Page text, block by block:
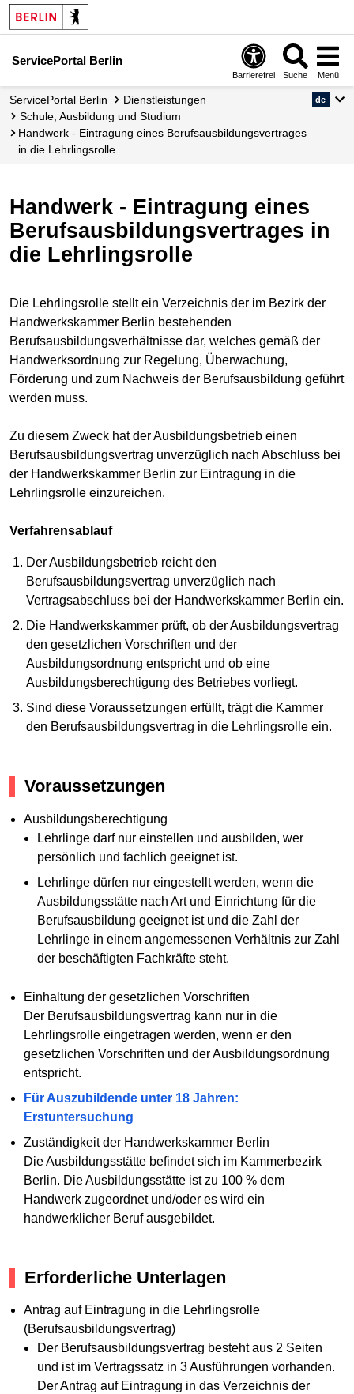
ServicePortal Berlin
Barrierefrei Suche Menü
ServicePortal Berlin
Dienstleistungen
Schule, Ausbildung und Studium
Handwerk - Eintragung eines Berufsausbildungsvertrages
in die Lehrlingsrolle
de
Handwerk - Eintragung eines
Berufsausbildungsvertrages in
die Lehrlingsrolle
Die Lehrlingsrolle stellt ein Verzeichnis der im Bezirk der
Handwerkskammer Berlin bestehenden
Berufsausbildungsverhältnisse dar, welches gemäß der
Handwerksordnung zur Regelung, Überwachung,
Förderung und zum Nachweis der Berufsausbildung geführt
werden muss.
Zu diesem Zweck hat der Ausbildungsbetrieb einen
Berufsausbildungsvertrag unverzüglich nach Abschluss bei
der Handwerkskammer Berlin zur Eintragung in die
Lehrlingsrolle einzureichen.
Verfahrensablauf
Der Ausbildungsbetrieb reicht den
Berufsausbildungsvertrag unverzüglich nach
Vertragsabschluss bei der Handwerkskammer Berlin ein.
Die Handwerkskammer prüft, ob der Ausbildungsvertrag
den gesetzlichen Vorschriften und der
Ausbildungsordnung entspricht und ob eine
Ausbildungsberechtigung des Betriebes vorliegt.
Sind diese Voraussetzungen erfüllt, trägt die Kammer
den Berufsausbildungsvertrag in die Lehrlingsrolle ein.
Voraussetzungen
Ausbildungsberechtigung
Lehrlinge darf nur einstellen und ausbilden, wer
persönlich und fachlich geeignet ist.
Lehrlinge dürfen nur eingestellt werden, wenn die
Ausbildungsstätte nach Art und Einrichtung für die
Berufsausbildung geeignet ist und die Zahl der
Lehrlinge in einem angemessenen Verhältnis zur Zahl
der beschäftigten Fachkräfte steht.
Einhaltung der gesetzlichen Vorschriften
Der Berufsausbildungsvertrag kann nur in die
Lehrlingsrolle eingetragen werden, wenn er den
gesetzlichen Vorschriften und der Ausbildungsordnung
entspricht.
Für Auszubildende unter 18 Jahren:
Erstuntersuchung
Zuständigkeit der Handwerkskammer Berlin
Die Ausbildungsstätte befindet sich im Kammerbezirk
Berlin. Die Ausbildungsstätte ist zu 100 % dem
Handwerk zugeordnet und/oder es wird ein
handwerklicher Beruf ausgebildet.
Erforderliche Unterlagen
Antrag auf Eintragung in die Lehrlingsrolle
(Berufsausbildungsvertrag)
Der Berufsausbildungsvertrag besteht aus 2 Seiten
und ist im Vertragssatz in 3 Ausführungen vorhanden.
Der Antrag auf Eintragung in das Verzeichnis der